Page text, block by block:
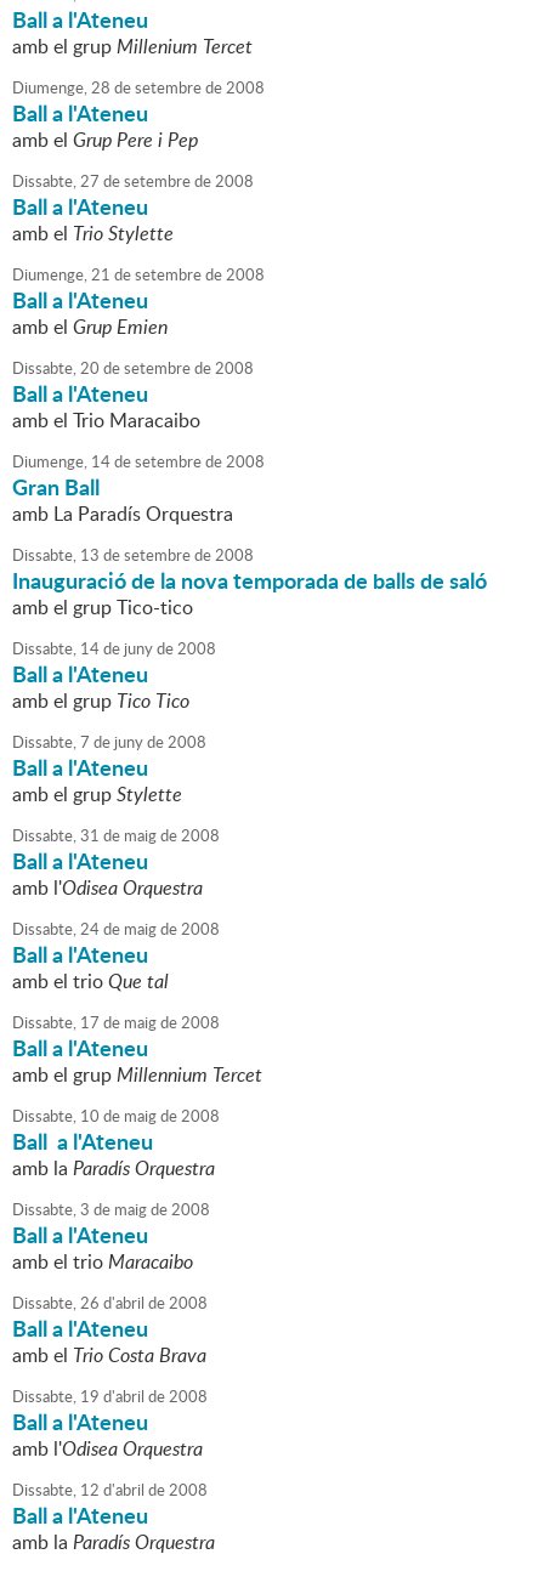
Ball a l'Ateneu
amb el grupMillenium Tercet
Diumenge,28 desetembrede2008
Ball a l'Ateneu
amb el Grup Pere i Pep
Dissabte,27 desetembrede2008
Ball a l'Ateneu
amb el Trio Stylette
Diumenge,21 desetembrede2008
Ball a l'Ateneu
amb el Grup Emien
Dissabte,20 desetembrede2008
Ball a l'Ateneu
amb el Trio Maracaibo
Diumenge, 14desetembrede2008
Gran Ball
amb La Paradís Orquestra
Dissabte, 13 desetembrede2008
Inauguració de la nova temporada de balls de saló
amb el grup Tico-tico
Dissabte, 14de junyde2008
Ball a l'Ateneu
amb el grup Tico Tico
Dissabte,7 de junyde2008
Ball a l'Ateneu
amb el grupStylette
Dissabte,31 de maigde2008
Ball a l'Ateneu
amb l'Odisea Orquestra
Dissabte,24de maigde2008
Ball a l'Ateneu
amb el trioQue tal
Dissabte, 17 de maigde2008
Ball a l'Ateneu
amb el grupMillennium Tercet
Dissabte, 10 de maigde2008
Ball a l'Ateneu
amb la Paradís Orquestra
Dissabte,3 de maigde2008
Ball a l'Ateneu
amb el trioMaracaibo
Dissabte,26 d'abril de2008
Ball a l'Ateneu
amb el Trio Costa Brava
Dissabte, 19 d'abril de2008
Ball a l'Ateneu
amb l'Odisea Orquestra
Dissabte, 12 d'abril de2008
Ball a l'Ateneu
amb la Paradís Orquestra